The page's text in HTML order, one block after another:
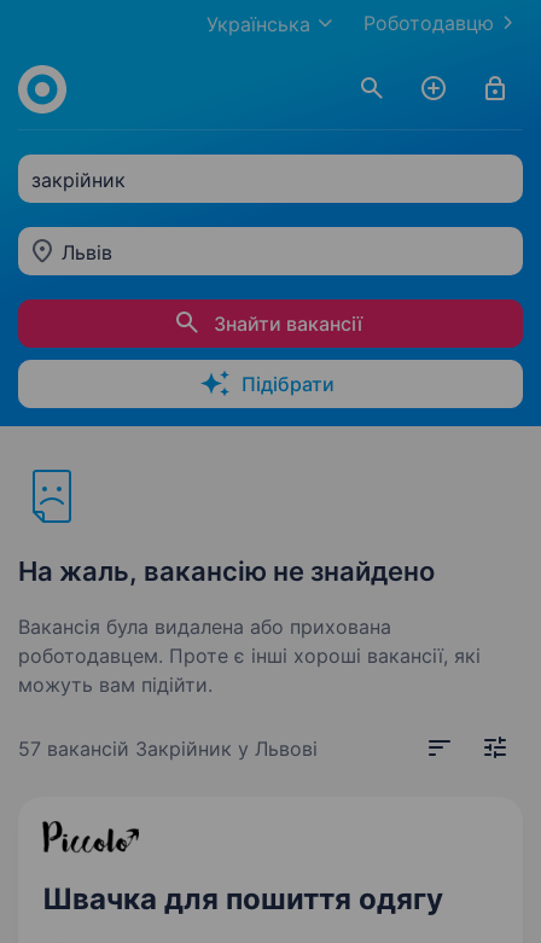
Роботодавцю
Українська
закрійник
Львів
Знайти вакансії
Підібрати
На жаль, вакансію не знайдено
Вакансія була видалена або прихована
роботодавцем. Проте є інші хороші вакансії, які
можуть вам підійти.
57 вакансій Закрійник у Львові
Швачка для пошиття одягу